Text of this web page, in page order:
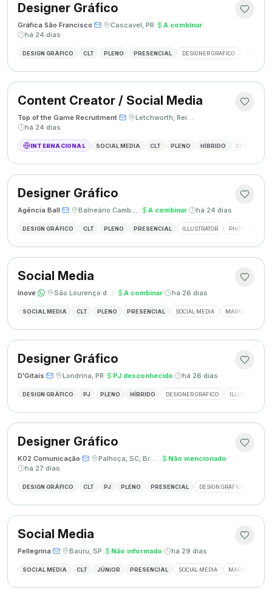
Designer Gráfico
Gráfica São Francisco· · Cascavel, PR· A combinar·
há 24 dias
DESIGN GRÁFICO CLT PLENO PRESENCIAL DESIGNER GRÁFICO
Content Creator / Social Media
Top of the Game Recruitment· · Letchworth, Reino Unido ·
há 24 dias
INTERNACIONAL SOCIAL MEDIA CLT PLENO HÍBRIDO CONTENT
Designer Gráfico
Agência Ball· · Balneário Camboriú, SC · A combinar· há 24 dias
DESIGN GRÁFICO CLT PLENO PRESENCIAL ILLUSTRATOR PHOTOSHOP
Social Media
Inove· · São Lourenço do Oeste, SC · A combinar· há 26 dias
SOCIAL MEDIA CLT PLENO PRESENCIAL SOCIAL MEDIA MARKETING
Designer Gráfico
D'Gitais· · Londrina, PR· PJ desconhecido· há 26 dias
DESIGN GRÁFICO PJ PLENO HÍBRIDO DESIGNER GRÁFICO ILLUSTRATOR
Designer Gráfico
K02 Comunicação· · Palhoça, SC, Brasil · Não mencionado·
há 27 dias
DESIGN GRÁFICO CLT PJ PLENO PRESENCIAL DESIGN GRÁFICO
Social Media
Pellegrina· · Bauru, SP· Não informado· há 29 dias
SOCIAL MEDIA CLT JÚNIOR PRESENCIAL SOCIAL MEDIA MARKETING